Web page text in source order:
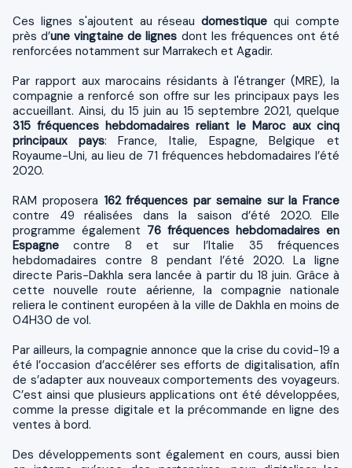
Ces lignes s'ajoutent au réseaudomestiquequi compte
près d’une vingtaine de lignes dont les fréquences ont été
renforcées notamment sur Marrakech et Agadir.
Par rapport aux marocains résidants à l'étranger (MRE), la
compagnie a renforcé son offre sur les principaux pays les
accueillant. Ainsi, du 15 juin au 15 septembre 2021, quelque
315 fréquences hebdomadaires reliant le Maroc aux cinq
principaux pays: France, Italie, Espagne, Belgique et
Royaume-Uni, au lieu de 71 fréquences hebdomadaires l’été
2020.
RAM proposera 162 fréquences par semaine sur la France
contre 49 réalisées dans la saison d’été 2020. Elle
programme également 76 fréquences hebdomadaires en
Espagnecontre 8 et sur l’Italie 35 fréquences
hebdomadaires contre 8 pendant l’été 2020. La ligne
directe Paris-Dakhla sera lancée à partir du 18 juin. Grâce à
cette nouvelle route aérienne, la compagnie nationale
reliera le continent européen à la ville de Dakhla en moins de
04H30 de vol.
Par ailleurs, la compagnie annonce que la crise du covid-19 a
été l’occasion d’accélérer ses efforts de digitalisation, afin
de s’adapter aux nouveaux comportements des voyageurs.
C’est ainsi que plusieurs applications ont été développées,
comme la presse digitale et la précommande en ligne des
ventes à bord.
Des développements sont également en cours, aussi bien